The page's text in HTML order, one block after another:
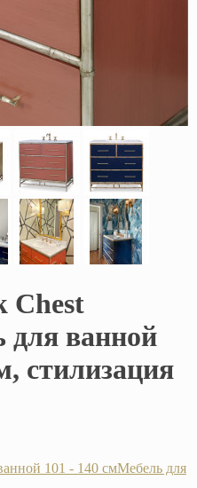
Chest
для ванной
стилизация
101 - 140 смМебель для